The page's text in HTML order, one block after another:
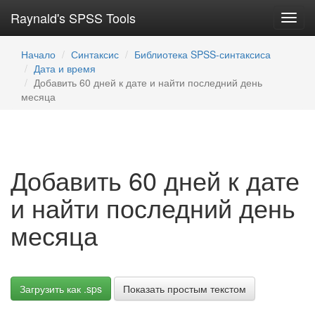
Raynald's SPSS Tools
Начало Синтаксис
Библиотека SPSS-синтаксиса
Дата и время
Добавить 60 дней к дате и найти последний день
месяца
Добавить 60 дней к дате
и найти последний день
месяца
Загрузить как .sps Показать простым текстом